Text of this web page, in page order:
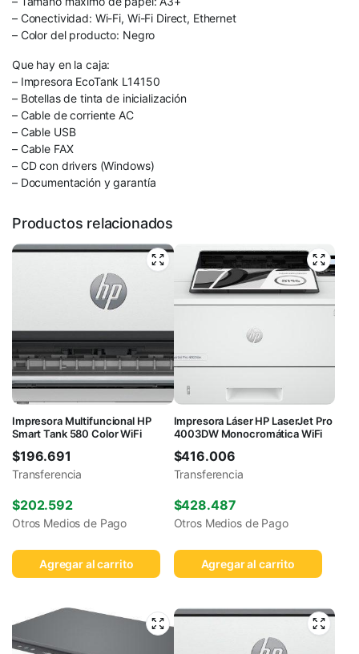
– Conectividad: Wi-Fi, Wi-Fi Direct, Ethernet
– Color del producto: Negro
Que hay en la caja:
– Impresora EcoTank L14150
– Botellas de tinta de inicialización
– Cable de corriente AC
– Cable USB
– Cable FAX
– CD con drivers (Windows)
– Documentación y garantía
Productos relacionados
Impresora Multifuncional HP
Smart Tank 580 Color WiFi
$196.691
Transferencia
$202.592
Otros Medios de Pago
Agregar al carrito
Impresora Láser HP LaserJet Pro
4003DW Monocromática WiFi
$416.006
Transferencia
$428.487
Otros Medios de Pago
Agregar al carrito